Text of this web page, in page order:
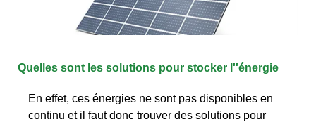
Quelles sont les solutions pour stocker l''énergie
En effet, ces énergies ne sont pas disponibles en
continu et il faut donc trouver des solutions pour